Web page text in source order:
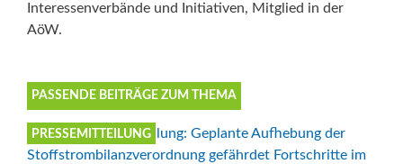
Interessenverbände und Initiativen, Mitglied in der
AöW.
PASSENDE BEITRÄGE ZUM THEMA
PRESSEMITTEILUNG